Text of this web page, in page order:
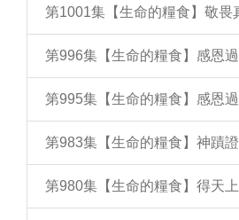
第1001集【生命的糧食】敬畏
第996集【生命的糧食】感恩
第995集【生命的糧食】感恩
第983集【生命的糧食】神蹟
第980集【生命的糧食】得天